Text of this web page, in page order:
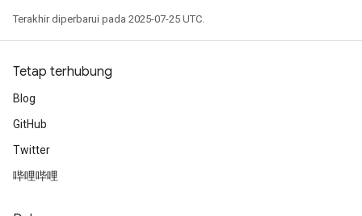
Terakhir diperbarui pada 2025-07-25 UTC.
Tetap terhubung
Blog
GitHub
Twitter
哔哩哔哩